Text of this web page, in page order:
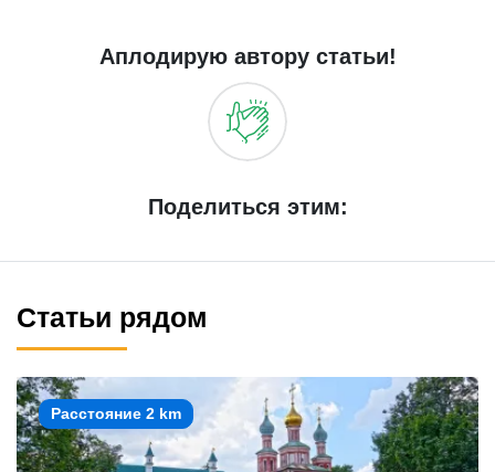
Аплодирую автору статьи!
Поделиться этим:
Статьи рядом
Расстояние 2 km